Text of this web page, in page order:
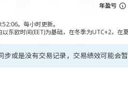
年盈亏
。每小时更新。
东欧时间(EET)为基础，在冬季为UTC+2，在
步或是没有交易记录，交易绩效可能会